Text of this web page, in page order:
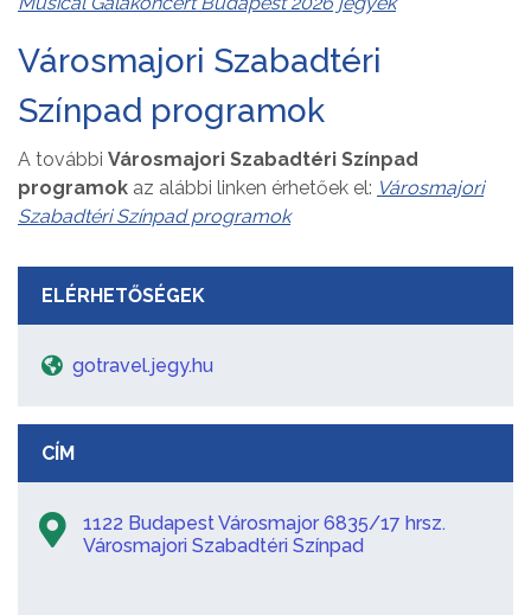
Városmajori Szabadtéri
Színpad programok
A további Városmajori Szabadtéri Színpad
programok az alábbi linken érhetőek el: Városmajori
Szabadtéri Színpad programok
ELÉRHETŐSÉGEK
gotravel.jegy.hu
CÍM
1122 Budapest Városmajor 6835/17 hrsz.
Városmajori Szabadtéri Színpad